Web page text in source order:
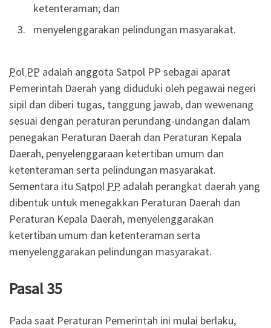
ketenteraman; dan
menyelenggarakan pelindungan masyarakat.
Pol PP adalah anggota Satpol PP sebagai aparat
Pemerintah Daerah yang diduduki oleh pegawai negeri
sipil dan diberi tugas, tanggung jawab, dan wewenang
sesuai dengan peraturan perundang-undangan dalam
penegakan Peraturan Daerah dan Peraturan Kepala
Daerah, penyelenggaraan ketertiban umum dan
ketenteraman serta pelindungan masyarakat.
Sementara itu Satpol PP adalah perangkat daerah yang
dibentuk untuk menegakkan Peraturan Daerah dan
Peraturan Kepala Daerah, menyelenggarakan
ketertiban umum dan ketenteraman serta
menyelenggarakan pelindungan masyarakat.
Pasal 35
Pada saat Peraturan Pemerintah ini mulai berlaku,